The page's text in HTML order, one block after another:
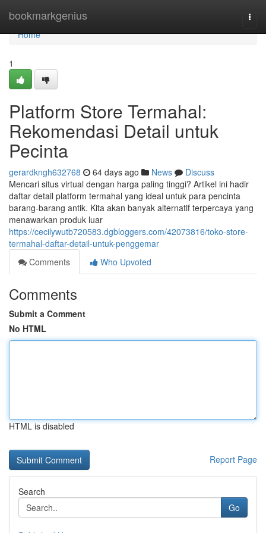
bookmarkgenius
Home
Home
1
Platform Store Termahal:
Rekomendasi Detail untuk
Pecinta
gerardkngh632768 64 days ago News
Discuss
Mencari situs virtual dengan harga paling tinggi? Artikel ini hadir
daftar detail platform termahal yang ideal untuk para pencinta
barang-barang antik. Kita akan banyak alternatif terpercaya yang
menawarkan produk luar
https://cecilywutb720583.dgbloggers.com/42073816/toko-store-
termahal-daftar-detail-untuk-penggemar
Comments
Who Upvoted
Comments
Submit a Comment
No HTML
HTML is disabled
Report Page
Search
Go